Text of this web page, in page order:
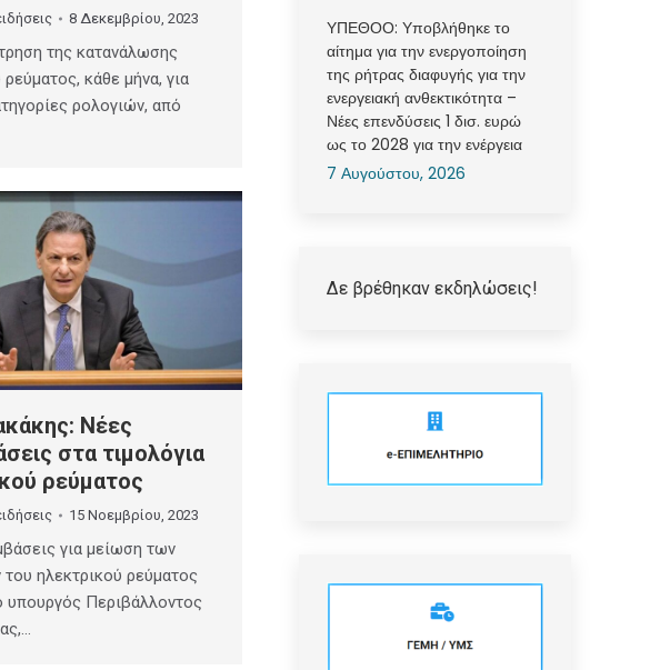
8 Δεκεμβρίου, 2023
της κατανάλωσης
ρεύματος, κάθε μήνα, για
ρολογιών, από
Νέες
στα τιμολόγια
ρεύματος
15 Νοεμβρίου, 2023
για μείωση των
του ηλεκτρικού ρεύματος
υπουργός Περιβάλλοντος
ΥΠΕΘΟΟ: Υποβλήθηκε το
αίτημα για την ενεργοποίηση
της ρήτρας διαφυγής για την
ενεργειακή ανθεκτικότητα –
Νέες επενδύσεις 1 δισ. ευρώ
ως το 2028 για την ενέργεια
7 Αυγούστου, 2026
Δε βρέθηκαν εκδηλώσεις!